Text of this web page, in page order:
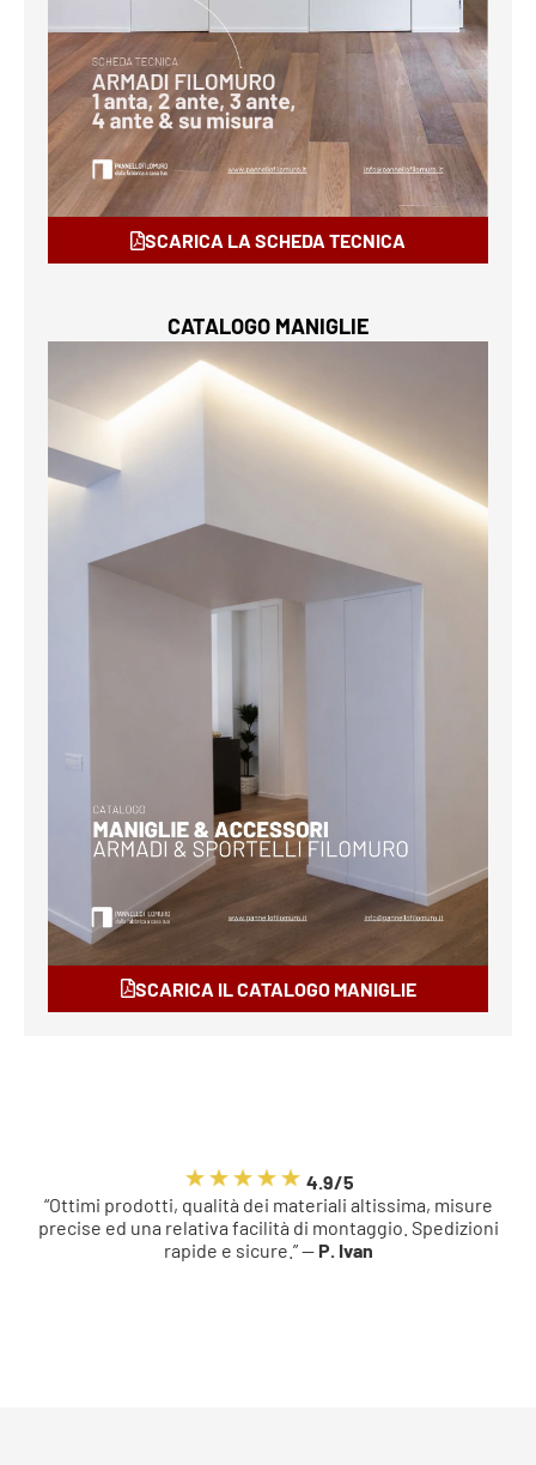
SCARICA LA SCHEDA TECNICA
CATALOGO MANIGLIE
SCARICA IL CATALOGO MANIGLIE
4.9/5
“Ottimi prodotti, qualità dei materiali altissima, misure
precise ed una relativa facilità di montaggio. Spedizioni
rapide e sicure.” — P. Ivan